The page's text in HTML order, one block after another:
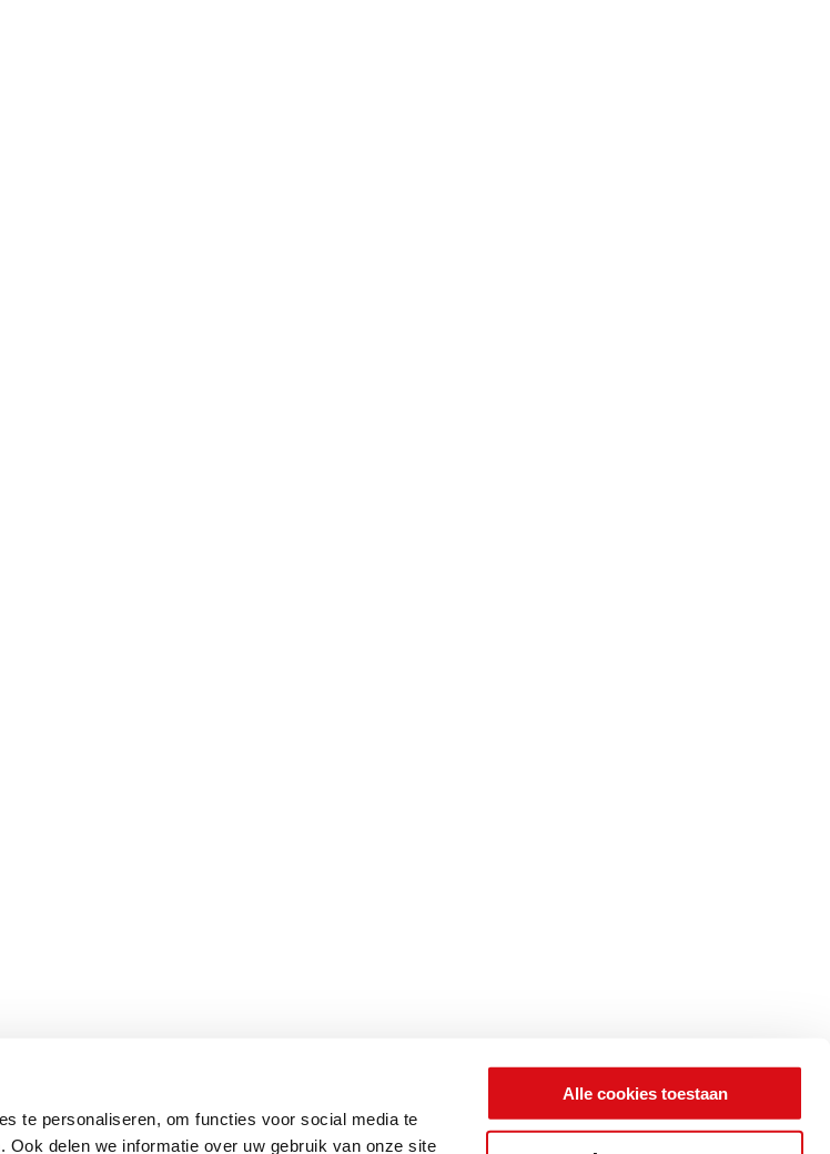
te personaliseren, om functies voor social media te
delen we informatie over uw gebruik van onze site
Alle cookies toestaan